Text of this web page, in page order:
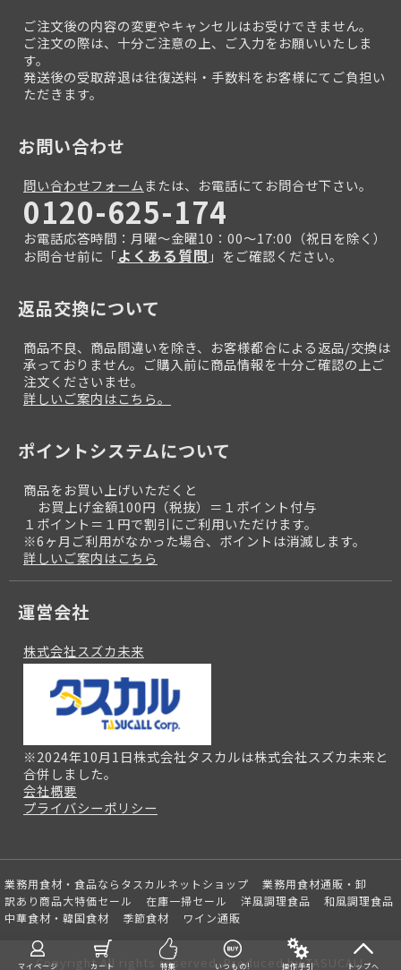
マイページ カート 特集 いつもの! 操作手引 トップへ
ご注文後の内容の変更やキャンセルはお受けできません。
ご注文の際は、十分ご注意の上、ご入力をお願いいたしま
す。
発送後の受取辞退は往復送料・手数料をお客様にてご負担い
ただきます。
お問い合わせ
問い合わせフォームまたは、お電話にてお問合せ下さい。
0120-625-174
お電話応答時間：月曜～金曜10：00～17:00（祝日を除く）
お問合せ前に「よくある質問 」をご確認ください。
返品交換について
商品不良、商品間違いを除き、お客様都合による返品/交換は
承っておりません。ご購入前に商品情報を十分ご確認の上ご
注文くださいませ。
詳しいご案内はこちら。
ポイントシステムについて
商品をお買い上げいただくと
お買上げ金額100円（税抜）＝１ポイント付与
１ポイント＝１円で割引にご利用いただけます。
※6ヶ月ご利用がなかった場合、ポイントは消滅します。
詳しいご案内はこちら
運営会社
株式会社スズカ未来
※2024年10月1日株式会社タスカルは株式会社スズカ未来と
合併しました。
会社概要
プライバシーポリシー
業務用食材・食品ならタスカルネットショップ
業務用食材通販・卸
訳あり商品大特価セール
在庫一掃セール 洋風調理食品
和風調理食品
中華食材・韓国食材
季節食材 ワイン通販
Copyright All rights reserved. Produced by TASUCALL